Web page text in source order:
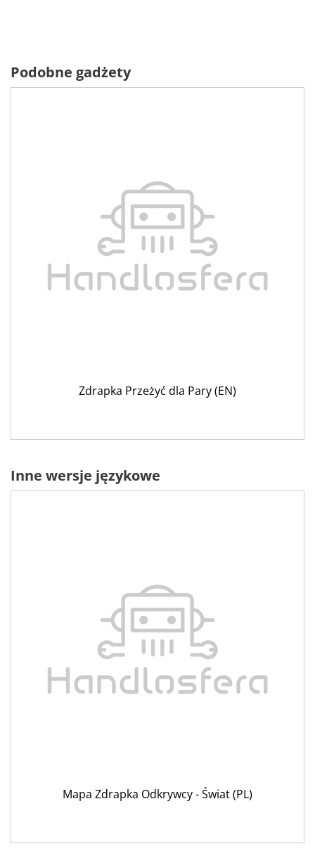
Podobne gadżety
Zdrapka Przeżyć dla Pary (EN)
Inne wersje językowe
Mapa Zdrapka Odkrywcy - Świat (PL)